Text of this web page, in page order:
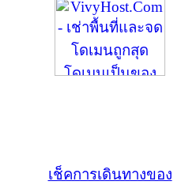
เช็คการเดินทางของ